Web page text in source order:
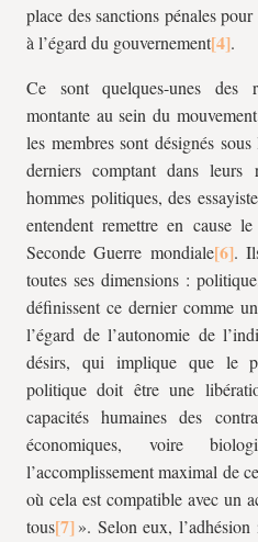
place des sanctions pénales
à l’égard du gouvernement
.
Ce sont quelques-unes des
montante au sein du
les membres sont désignés
derniers comptant dans leurs
hommes politiques, des
entendent remettre en cause
Seconde Guerre mondiale
.
toutes ses dimensions :
définissent ce dernier comme
l’égard de l’autonomie de
désirs, qui implique que le
politique doit être une
capacités humaines des
économiques, voire
l’accomplissement maximal de
où cela est compatible avec un
tous
». Selon eux,